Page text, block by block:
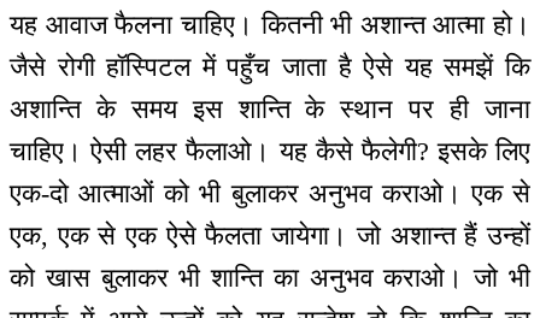
यह आवाज फैलना चाहिए। कितनी भी अशान्त आत्मा हो।
जैसे रोगी हॉस्पिटल में पहुँच जाता है ऐसे यह समझें कि
अशान्ति के समय इस शान्ति के स्थान पर ही जाना
चाहिए। ऐसी लहर फैलाओ। यह कैसे फैलेगी? इसके लिए
एक-दो आत्माओं को भी बुलाकर अनुभव कराओ। एक से
एक, एक से एक ऐसे फैलता जायेगा। जो अशान्त हैं उन्हों
को खास बुलाकर भी शान्ति का अनुभव कराओ। जो भी